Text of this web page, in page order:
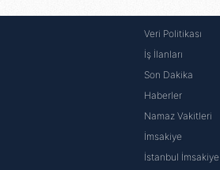
Veri Politikası
İş İlanları
Son Dakika
Haberler
Namaz Vakitleri
İmsakiye
İstanbul İmsakiye